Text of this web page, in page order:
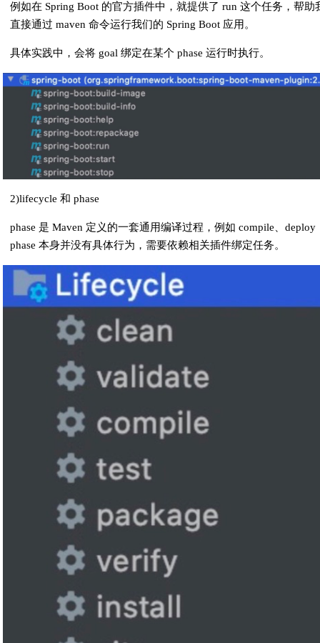
例如在 Spring Boot 的官方插件中，就提供了 run 这个任务，帮助
直接通过 maven 命令运行我们的 Spring Boot 应用。
具体实践中，会将 goal 绑定在某个 phase 运行时执行。
2)lifecycle 和 phase
phase 是 Maven 定义的一套通用编译过程，例如 compile、deploy
phase 本身并没有具体行为，需要依赖相关插件绑定任务。